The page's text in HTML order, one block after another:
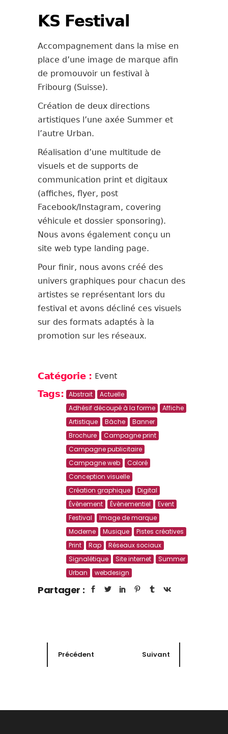
KS Festival
Accompagnement dans la mise en
place d’une image de marque afin
de promouvoir un festival à
Fribourg (Suisse).
Création de deux directions
artistiques l’une axée Summer et
l’autre Urban.
Réalisation d’une multitude de
visuels et de supports de
communication print et digitaux
(affiches, flyer, post
Facebook/Instagram, covering
véhicule et dossier sponsoring).
Nous avons également conçu un
site web type landing page.
Pour finir, nous avons créé des
univers graphiques pour chacun des
artistes se représentant lors du
festival et avons décliné ces visuels
sur des formats adaptés à la
promotion sur les réseaux.
Catégorie : Event
Tags: Abstrait
Actuelle
Adhésif découpé à la forme
Affiche
Artistique
Bâche
Banner
Brochure
Campagne print
Campagne publicitaire
Campagne web
Coloré
Conception visuelle
Création graphique
Digital
Évènement
Évènementiel
Event
Festival
Image de marque
Moderne
Musique
Pistes créatives
Print
Rap
Réseaux sociaux
Signalétique
Site internet
Summer
Urban
webdesign
Partager :
Précédent Suivant